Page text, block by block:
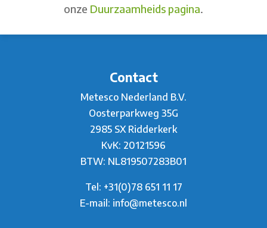
onze Duurzaamheids pagina.
Contact
Metesco Nederland B.V.
Oosterparkweg 35G
2985 SX Ridderkerk
KvK: 20121596
BTW: NL819507283B01
Tel: +31(0)78 651 11 17
E-mail: info@metesco.nl